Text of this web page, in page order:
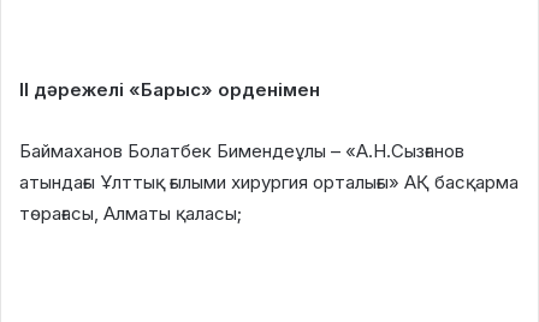
II дәрежелі «Барыс» орденімен
Баймаханов Болатбек Бимендеұлы – «А.Н.Сызғанов
атындағы Ұлттық ғылыми хирургия орталығы» АҚ басқарма
төрағасы, Алматы қаласы;